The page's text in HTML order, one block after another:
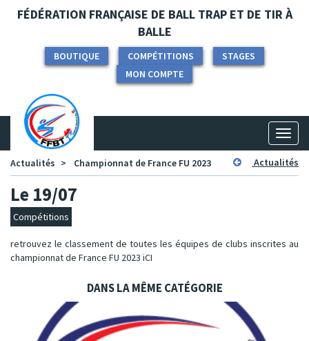
Panneau de gestion des cookies
FÉDÉRATION FRANÇAISE DE BALL TRAP ET DE TIR À
BALLE
BOUTIQUE COMPÉTITIONS
STAGES
MON COMPTE
Actualités
Championnat de France FU 2023 Actualités
Le 19/07
Compétitions
retrouvez le classement de toutes les équipes de clubs inscrites au
championnat de France FU 2023 iCI
DANS LA MÊME CATÉGORIE